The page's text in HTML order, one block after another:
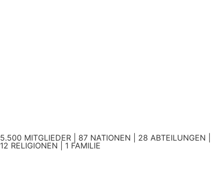
5.500 MITGLIEDER | 87 NATIONEN | 28 ABTEILUNGEN |
12 RELIGIONEN | 1 FAMILIE